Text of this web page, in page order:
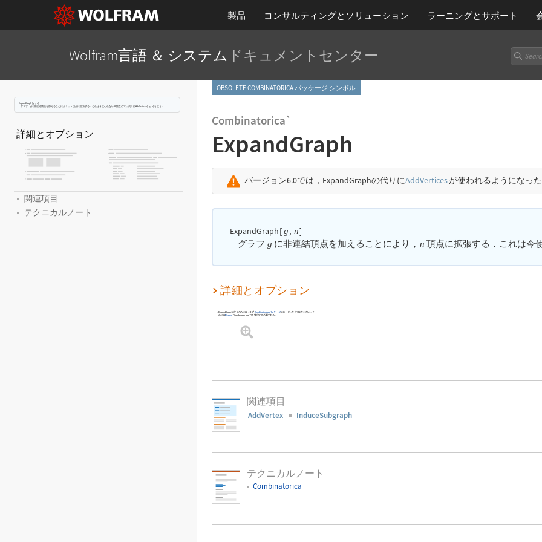
製品 コンサルティングとソリューション ラーニングとサポート
Wolfram言語 ＆ システム ドキュメントセンター
ExpandGraph [ g , n]
グラフ
gに非連結頂点を加えることにより， n頂点に拡張する．これは今使われない関数なので，代りにAddVertices[ g, n] を使う．
詳細とオプション
関連項目
テクニカルノート
OBSOLETE COMBINATORICA パッケージ シンボル
Combinatorica`
ExpandGraph
バージョン6.0では， ExpandGraphの代りにAddVerticesが使われるようになった
ExpandGraph[ g, n]
グラフ g に非連結頂点を加えることにより， n 頂点に拡張する．これは今
詳細とオプション
ExpandGraph を使うためには，まず Combinatorica パッケージをロードしなくてはならない．そ
れにはNeeds "Combinatorica`"] を実行する必要がある．
関連項目
AddVertex InduceSubgraph
テクニカルノート
Combinatorica